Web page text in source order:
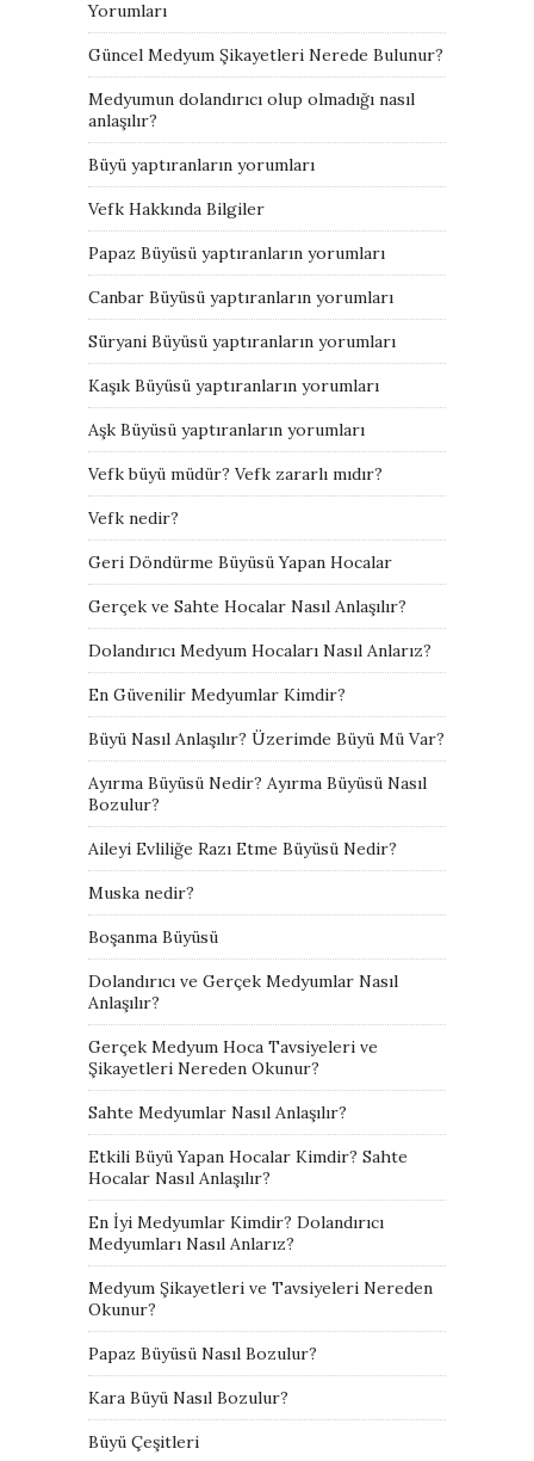
Yorumları
Güncel Medyum Şikayetleri Nerede Bulunur?
Medyumun dolandırıcı olup olmadığı nasıl
anlaşılır?
Büyü yaptıranların yorumları
Vefk Hakkında Bilgiler
Papaz Büyüsü yaptıranların yorumları
Canbar Büyüsü yaptıranların yorumları
Süryani Büyüsü yaptıranların yorumları
Kaşık Büyüsü yaptıranların yorumları
Aşk Büyüsü yaptıranların yorumları
Vefk büyü müdür? Vefk zararlı mıdır?
Vefk nedir?
Geri Döndürme Büyüsü Yapan Hocalar
Gerçek ve Sahte Hocalar Nasıl Anlaşılır?
Dolandırıcı Medyum Hocaları Nasıl Anlarız?
En Güvenilir Medyumlar Kimdir?
Büyü Nasıl Anlaşılır? Üzerimde Büyü Mü Var?
Ayırma Büyüsü Nedir? Ayırma Büyüsü Nasıl
Bozulur?
Aileyi Evliliğe Razı Etme Büyüsü Nedir?
Muska nedir?
Boşanma Büyüsü
Dolandırıcı ve Gerçek Medyumlar Nasıl
Anlaşılır?
Gerçek Medyum Hoca Tavsiyeleri ve
Şikayetleri Nereden Okunur?
Sahte Medyumlar Nasıl Anlaşılır?
Etkili Büyü Yapan Hocalar Kimdir? Sahte
Hocalar Nasıl Anlaşılır?
En İyi Medyumlar Kimdir? Dolandırıcı
Medyumları Nasıl Anlarız?
Medyum Şikayetleri ve Tavsiyeleri Nereden
Okunur?
Papaz Büyüsü Nasıl Bozulur?
Kara Büyü Nasıl Bozulur?
Büyü Çeşitleri